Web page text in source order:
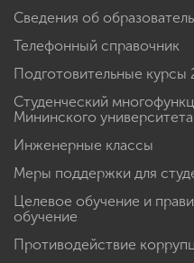
Сведения об
Телефонный справочник
Подготовительные курсы
Студенческий
Мининского университета
Инженерные классы
Меры поддержки для
Целевое обучение и
обучение
Противодействие